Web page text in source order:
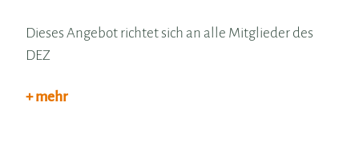
Dieses Angebot richtet sich an alle Mitglieder des
DEZ
+ mehr